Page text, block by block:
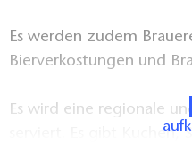
Es werden zudem
Bierverkostungen und
Es wird eine regionale
serviert. Es gibt Kuchen,